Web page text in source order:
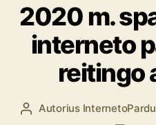
i
2020 m.
interneto
reitingo
Į
Autorius